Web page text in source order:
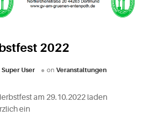
2022
Super User on Veranstaltungen
am 29.10.2022 laden
ein